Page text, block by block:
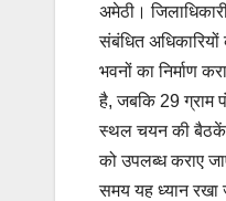
अमेठी।
संबंधित
भवनों का निर्माण
है, जबकि 29 ग्राम
स्थल चयन की बैठकें
को उपलब्ध कराए
समय यह ध्यान रखा